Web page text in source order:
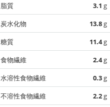
脂質
3.1 g
炭水化物
13.8g
糖質
11.4g
食物繊維
2.4g
水溶性食物繊維
0.3g
不溶性食物繊維
2.2g